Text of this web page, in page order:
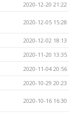
2020-12-20 21:22
2020-12-05 15:28
2020-12-02 18:13
2020-11-20 13:35
2020-11-04 20:56
2020-10-29 20:23
2020-10-16 16:30